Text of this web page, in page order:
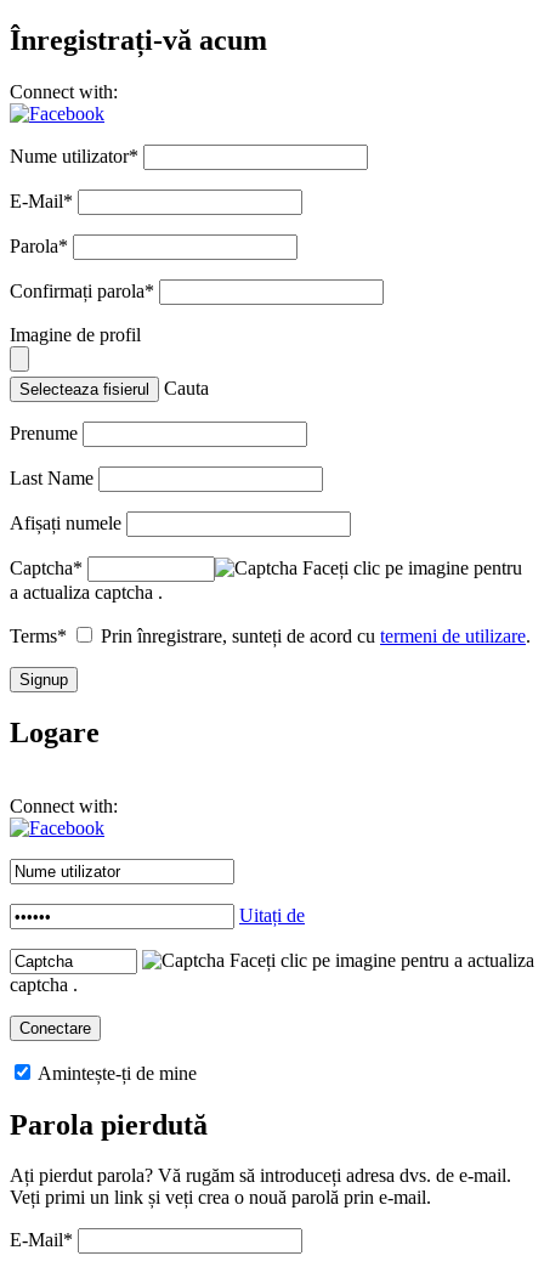
Înregistrați-vă acum
Connect with:
Nume utilizator*
E-Mail*
Parola*
Confirmați parola*
Imagine de profil
Selecteaza fisierul Cauta
Prenume
Last Name
Afișați numele
Captcha*
Faceți clic pe imagine pentru
a actualiza captcha .
Terms* Prin înregistrare, sunteți de acord cu termeni de utilizare.
Logare
Connect with:
Uitați de
Faceți clic pe imagine pentru a actualiza
captcha .
Amintește-ți de mine
Parola pierdută
Ați pierdut parola? Vă rugăm să introduceți adresa dvs. de e-mail.
Veți primi un link și veți crea o nouă parolă prin e-mail.
E-Mail*